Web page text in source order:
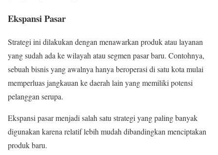
Ekspansi Pasar
Strategi ini dilakukan dengan menawarkan produk atau layanan
yang sudah ada ke wilayah atau segmen pasar baru. Contohnya,
sebuah bisnis yang awalnya hanya beroperasi di satu kota mulai
memperluas jangkauan ke daerah lain yang memiliki potensi
pelanggan serupa.
Ekspansi pasar menjadi salah satu strategi yang paling banyak
digunakan karena relatif lebih mudah dibandingkan menciptakan
produk baru.